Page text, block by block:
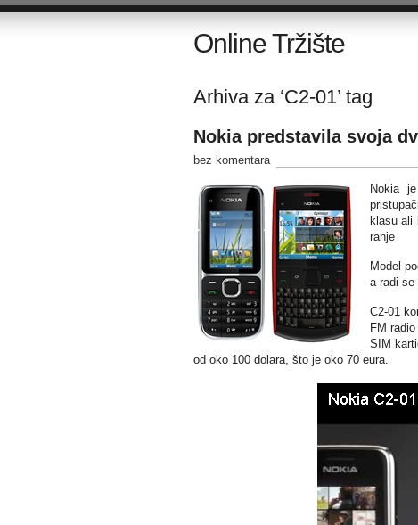
Online Tržište
Arhiva za ‘C2-01’ tag
Nokia predstavila svoja
bez komentara
Nokia
klasu ali
ranje
Model
a radi se
C2-01
FM
SIM
od oko 100 dolara, što je oko 70 eura.